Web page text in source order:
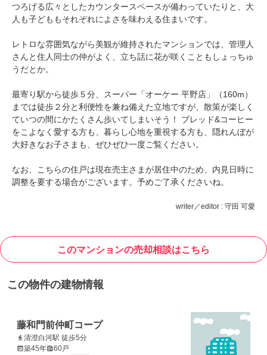
つろげる広々としたカウンタースペースが備わっていたりと、大
人も子どももそれぞれによさを味わえる住まいです。
レトロな雰囲気ながら美観が維持されたマンションでは、管理人
さんと住人同士の仲がよく、立ち話に花が咲くこともしょっちゅ
うだとか。
最寄り駅から徒歩５分、スーパー「オーケー 平野店」（160m）
までは徒歩２分と利便性を兼ね備えた立地ですが、散策が楽しく
ていつの間にかたくさん歩いてしまいそう！ ブレッド&コーヒー
をこよなく愛する方も、暮らし心地を重視する方も、隠れんぼが
大好きなお子さまも、ぜひぜひ一度ご覧ください。
なお、こちらの住戸は現在売主さまが居住中のため、内見日時に
調整を要する場合がございます。予めご了承くださいね。
writer／editor : 守田 可愛
このマンションの売却相談はこちら
この物件の建物情報
藤和門前仲町コープ
清澄白河駅 徒歩5分
築45年
60戸